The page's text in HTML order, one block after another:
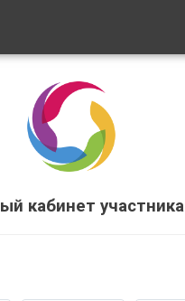
кабинет участника